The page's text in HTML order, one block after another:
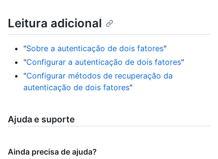
Leitura adicional
"Sobre a autenticação de dois fatores"
"Configurar a autenticação de dois fatores"
"Configurar métodos de recuperação da
autenticação de dois fatores"
Ajuda e suporte
Ainda precisa de ajuda?